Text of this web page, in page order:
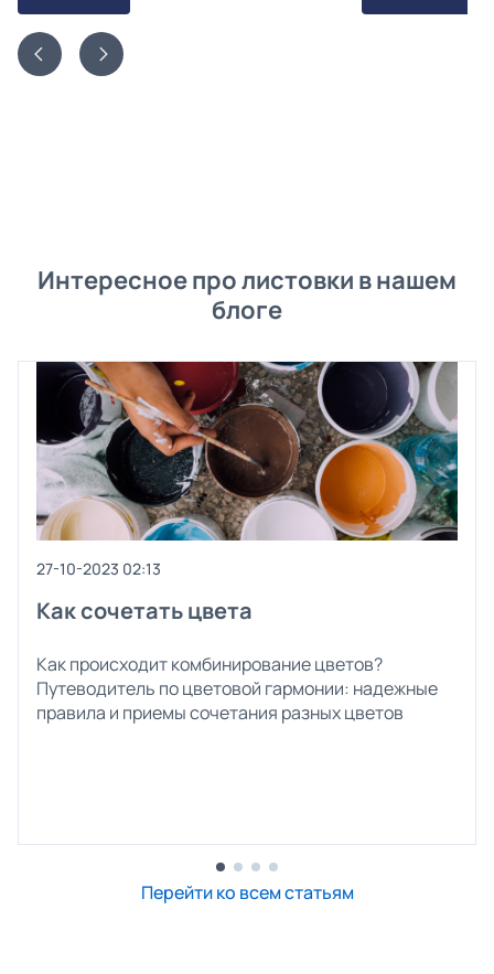
Интересное про листовки в нашем
блоге
27-10-2023 02:13
Как сочетать цвета
Как происходит комбинирование цветов?
Путеводитель по цветовой гармонии: надежные
правила и приемы сочетания разных цветов
Перейти ко всем статьям